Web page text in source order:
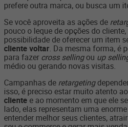
prefere outra marca, ou busca um
Se você aproveita as ações de
pouco o leque de opções do
possibilidade de oferecer um item
cliente voltar. Da mesma forma, é
para fazer cross sellingou up
médio ou gerando novas visitas.
Campanhas de retargeting
isso, é preciso estar muito atento ao
cliente e ao momento em que ele
lado, elas representam uma
entender melhor seus clientes,